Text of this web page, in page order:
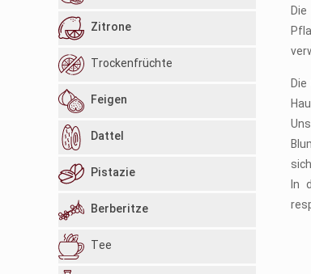
In
Zitrone
Trockenfrüchte
Feigen
Dattel
Pistazie
Berberitze
Tee